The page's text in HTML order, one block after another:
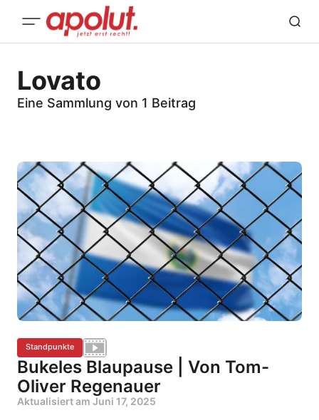
Lovato
Eine Sammlung von 1 Beitrag
Standpunkte
Bukeles Blaupause | Von Tom-
Oliver Regenauer
Aktualisiert am Juni 17, 2025